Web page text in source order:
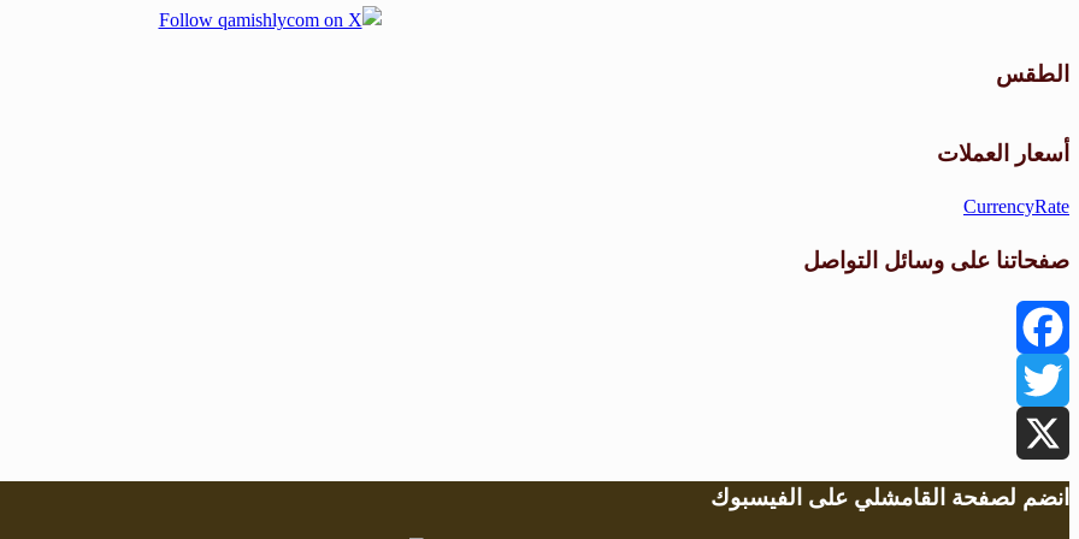
الطقس
أسعار العملات
CurrencyRate
صفحاتنا على وسائل التواصل
Facebook
Twitter
X
انضم لصفحة القامشلي على الفيسبوك